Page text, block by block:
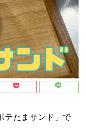
テたまサンド」で